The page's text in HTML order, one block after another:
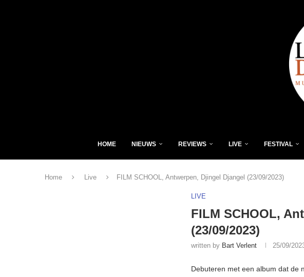
HOME NIEUWS REVIEWS LIVE FESTIVAL
Home Live FILM SCHOOL, Antwerpen, Djingel Djangel (23/09/2023)
LIVE
FILM SCHOOL,
(23/09/2023)
written by Bart Verlent 25/09/
Debuteren met een album dat de